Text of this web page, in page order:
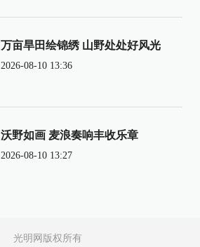
万亩旱田绘锦绣 山野处处好风光
2026-08-10 13:36
沃野如画 麦浪奏响丰收乐章
2026-08-10 13:27
光明网版权所有